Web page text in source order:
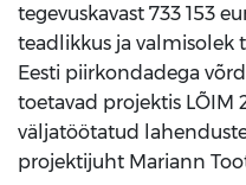
tegevuskavast 733 153
teadlikkus ja valmisolek
Eesti piirkondadega
toetavad projektis LÕIM
väljatöötatud
projektijuht Mariann